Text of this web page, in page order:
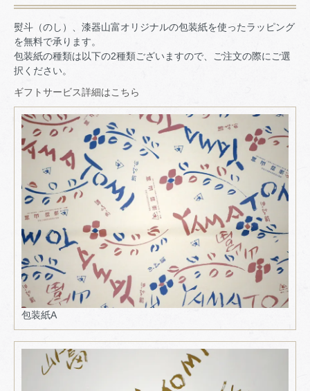
熨斗（のし）、漆器山富オリジナルの包装紙を使ったラッピング
を無料で承ります。
包装紙の種類は以下の2種類ございますので、ご注文の際にご選
択ください。
ギフトサービス詳細はこちら
包装紙A